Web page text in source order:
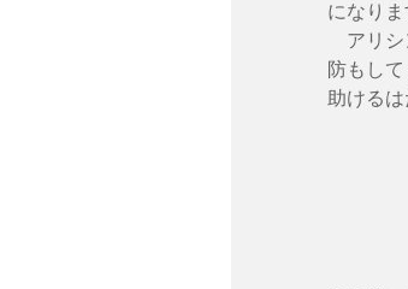
になりま
アリシ
防もし
助けるは